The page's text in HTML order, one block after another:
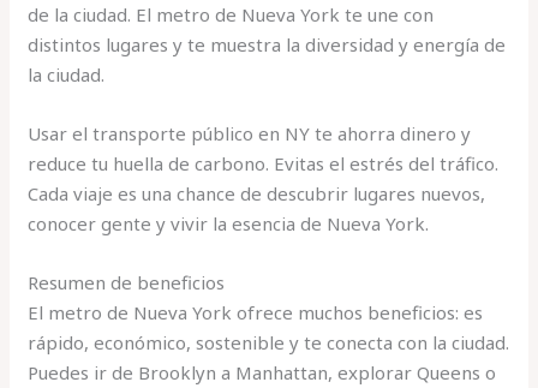
de la ciudad. El metro de Nueva York te une con
distintos lugares y te muestra la diversidad y energía de
la ciudad.
Usar el transporte público en NY te ahorra dinero y
reduce tu huella de carbono. Evitas el estrés del tráfico.
Cada viaje es una chance de descubrir lugares nuevos,
conocer gente y vivir la esencia de Nueva York.
Resumen de beneficios
El metro de Nueva York ofrece muchos beneficios: es
rápido, económico, sostenible y te conecta con la ciudad.
Puedes ir de Brooklyn a Manhattan, explorar Queens o